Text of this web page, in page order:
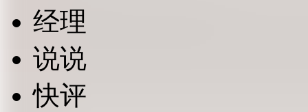
经理
说说
快评